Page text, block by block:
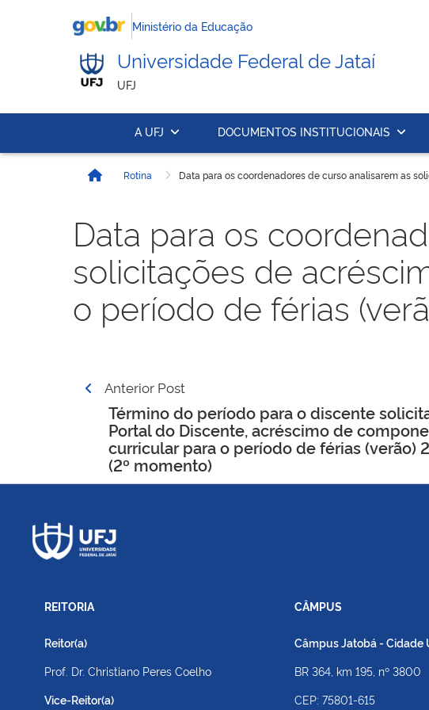
Ministério da Educação
Universidade Federal de Jataí
UFJ
A UFJ DOCUMENTOS INSTITUCIONAIS
InícioRotina Data para os coordenadores de curso analisarem as
Data para os
solicitações de
o período de férias
Navegação
Post
Anterior Post
Término do período para o discente
Portal do Discente, acréscimo de
curricular para o período de férias (verão)
(2º momento)
REITORIA
Reitor(a)
Prof. Dr. Christiano Peres Coelho
Vice-Reitor(a)
CÂMPUS
Câmpus Jatobá - Cidade
BR 364, km 195, nº 3800
CEP: 75801-615